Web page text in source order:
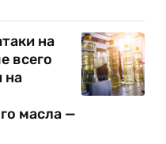
на
всего
на
масла —